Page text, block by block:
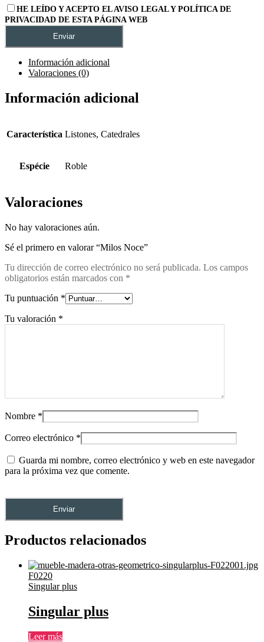
HE LEÍDO Y ACEPTO EL AVISO LEGAL Y POLÍTICA DE
PRIVACIDAD DE ESTA PÁGINA WEB
Información adicional
Valoraciones (0)
Información adicional
Característica Listones, Catedrales
Espécie Roble
Valoraciones
No hay valoraciones aún.
Sé el primero en valorar “Milos Noce”
Tu dirección de correo electrónico no será publicada. Los campos
obligatorios están marcados con *
Tu puntuación *
Tu valoración *
Nombre *
Correo electrónico *
Guarda mi nombre, correo electrónico y web en este navegador
para la próxima vez que comente.
Productos relacionados
F0220
Singular plus
Singular plus
Leer más